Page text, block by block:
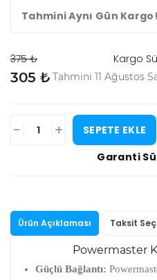
Tahmini Aynı Gün Kargo!
375 ₺
305 ₺
Kargo
Tahmini 11 Ağustos
- +
SEPETE EKLE
Garanti
Ürün Açıklaması Taksit
Powermaster
Güçlü Bağlantı: